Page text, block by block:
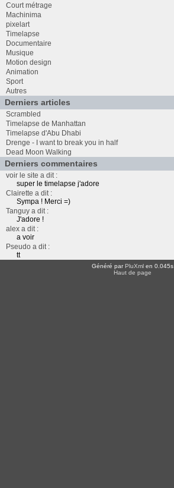
Court métrage
Machinima
pixelart
Timelapse
Documentaire
Musique
Motion design
Animation
Sport
Autres
Derniers articles
Scrambled
Timelapse de Manhattan
Timelapse d'Abu Dhabi
Drenge - I want to break you in half
Dead Moon Walking
Derniers commentaires
voir le site a dit :
super le timelapse j'adore
Clairette a dit :
Sympa ! Merci =)
Tanguy a dit :
J'adore !
alex a dit :
a voir
Pseudo a dit :
tt
Généré parPluXml en 0.045s
Haut de page